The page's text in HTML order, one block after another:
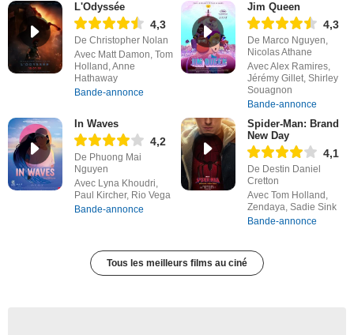
L'Odyssée
4,3
De Christopher Nolan
Avec Matt Damon, Tom
Holland, Anne
Hathaway
Bande-annonce
Jim Queen
4,3
De Marco Nguyen,
Nicolas Athane
Avec Alex Ramires,
Jérémy Gillet, Shirley
Souagnon
Bande-annonce
In Waves
4,2
De Phuong Mai
Nguyen
Avec Lyna Khoudri,
Paul Kircher, Rio Vega
Bande-annonce
Spider-Man: Brand
New Day
4,1
De Destin Daniel
Cretton
Avec Tom Holland,
Zendaya, Sadie Sink
Bande-annonce
Tous les meilleurs films au ciné